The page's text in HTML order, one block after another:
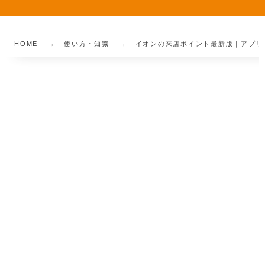
HOME 使い方・知識 イオンの来店ポイント最新版｜アプ